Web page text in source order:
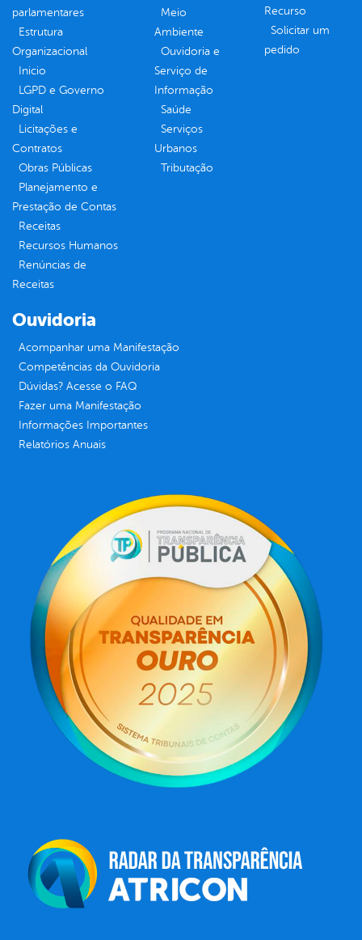
parlamentares
Estrutura
Organizacional
Inicio
LGPD e Governo
Digital
Licitações e
Contratos
Obras Públicas
Planejamento e
Prestação de Contas
Receitas
Recursos Humanos
Renúncias de
Receitas
Meio
Ambiente
Ouvidoria e
Serviço de
Informação
Saúde
Serviços
Urbanos
Tributação
Recurso
Solicitar um
pedido
Ouvidoria
Acompanhar uma Manifestação
Competências da Ouvidoria
Dúvidas? Acesse o FAQ
Fazer uma Manifestação
Informações Importantes
Relatórios Anuais